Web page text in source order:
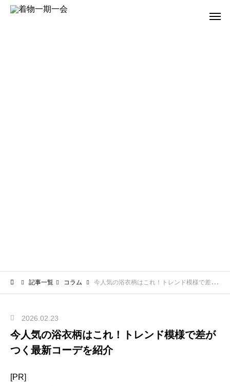
記事一覧 コラム 今人気の浴衣柄はこれ！トレンド模様で差がつく最新コーデを紹介
2026.02.23
今人気の浴衣柄はこれ！トレンド模様で差が
つく最新コーデを紹介
[PR]